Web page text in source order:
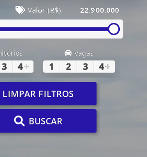
Valor (R$) 22.900.000
3 4+
Vagas
1 2 3 4+
LIMPAR FILTROS
BUSCAR